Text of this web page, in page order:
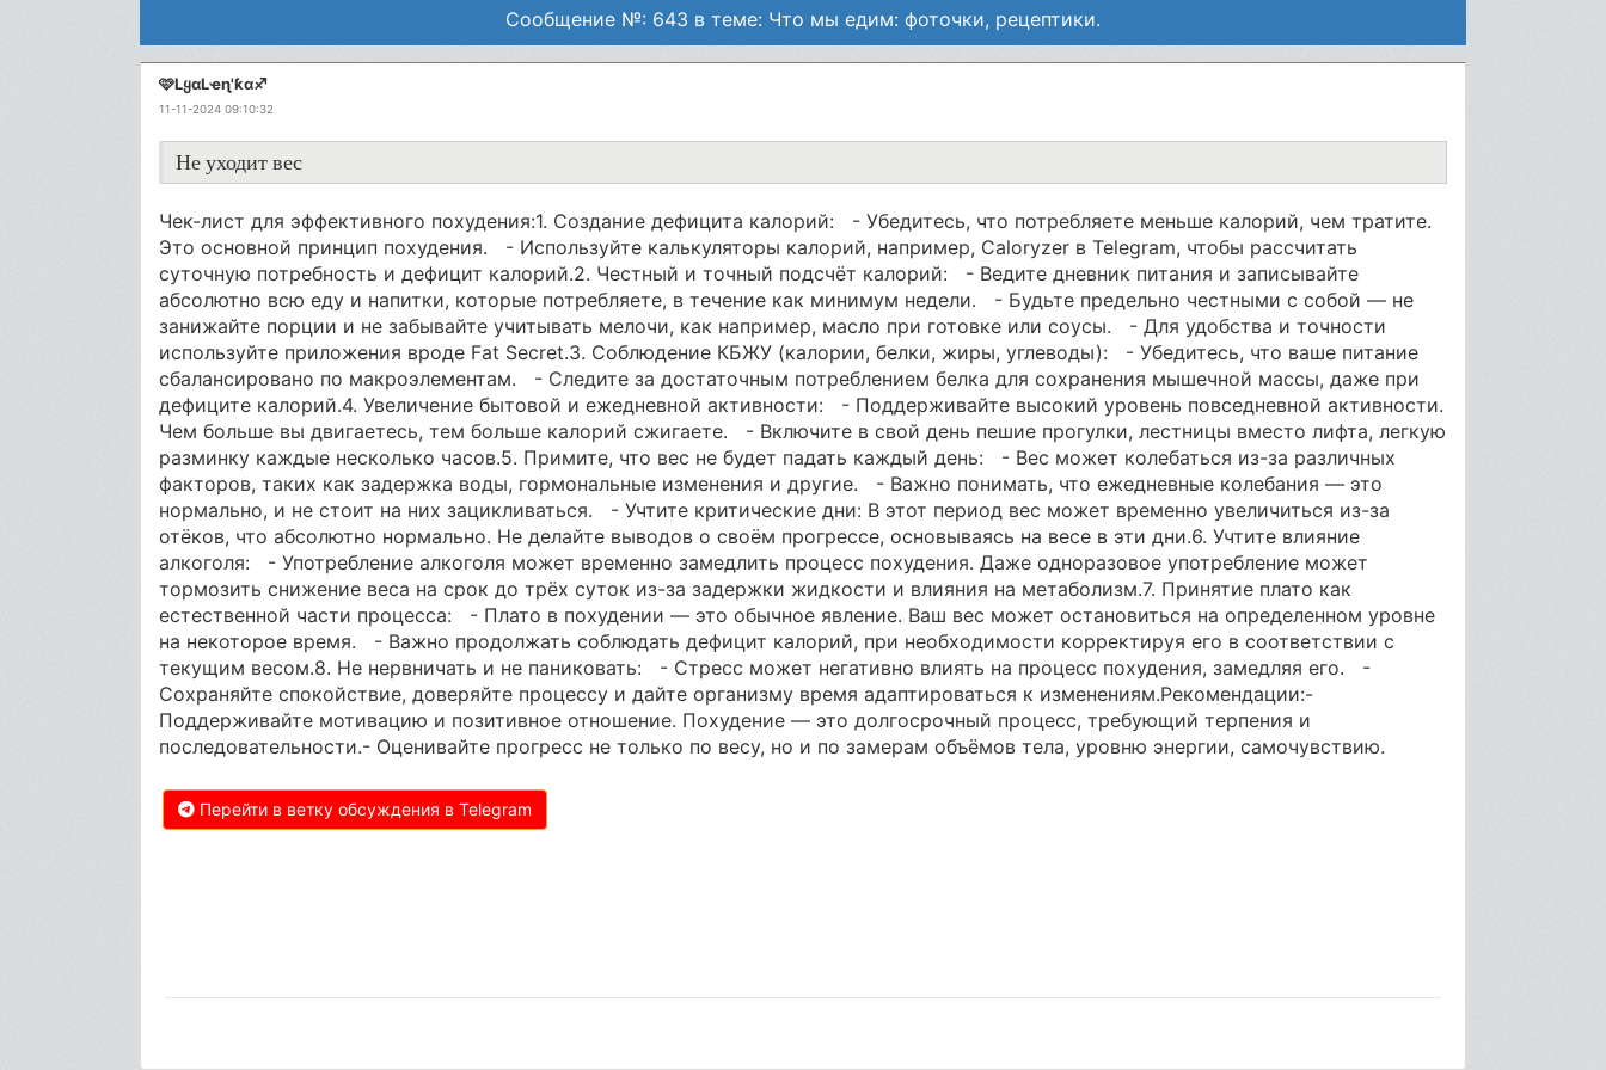
Сообщение №: 643 в теме: Что мы едим: фоточки, рецептики.
🩷LყαLҽɳ'ƙα♐
11-11-2024 09:10:32
Не уходит вес
Чек-лист для эффективного похудения:1. Создание дефицита калорий: - Убедитесь, что потребляете меньше калорий, чем тратите.
Это основной принцип похудения. - Используйте калькуляторы калорий, например, Caloryzer в Telegram, чтобы рассчитать
суточную потребность и дефицит калорий.2. Честный и точный подсчёт калорий: - Ведите дневник питания и записывайте
абсолютно всю еду и напитки, которые потребляете, в течение как минимум недели. - Будьте предельно честными с собой — не
занижайте порции и не забывайте учитывать мелочи, как например, масло при готовке или соусы. - Для удобства и точности
используйте приложения вроде Fat Secret.3. Соблюдение КБЖУ (калории, белки, жиры, углеводы): - Убедитесь, что ваше питание
сбалансировано по макроэлементам. - Следите за достаточным потреблением белка для сохранения мышечной массы, даже при
дефиците калорий.4. Увеличение бытовой и ежедневной активности: - Поддерживайте высокий уровень повседневной активности.
Чем больше вы двигаетесь, тем больше калорий сжигаете. - Включите в свой день пешие прогулки, лестницы вместо лифта, легкую
разминку каждые несколько часов.5. Примите, что вес не будет падать каждый день: - Вес может колебаться из-за различных
факторов, таких как задержка воды, гормональные изменения и другие. - Важно понимать, что ежедневные колебания — это
нормально, и не стоит на них зацикливаться. - Учтите критические дни: В этот период вес может временно увеличиться из-за
отёков, что абсолютно нормально. Не делайте выводов о своём прогрессе, основываясь на весе в эти дни.6. Учтите влияние
алкоголя: - Употребление алкоголя может временно замедлить процесс похудения. Даже одноразовое употребление может
тормозить снижение веса на срок до трёх суток из-за задержки жидкости и влияния на метаболизм.7. Принятие плато как
естественной части процесса: - Плато в похудении — это обычное явление. Ваш вес может остановиться на определенном уровне
на некоторое время. - Важно продолжать соблюдать дефицит калорий, при необходимости корректируя его в соответствии с
текущим весом.8. Не нервничать и не паниковать: - Стресс может негативно влиять на процесс похудения, замедляя его. -
Сохраняйте спокойствие, доверяйте процессу и дайте организму время адаптироваться к изменениям.Рекомендации:-
Поддерживайте мотивацию и позитивное отношение. Похудение — это долгосрочный процесс, требующий терпения и
последовательности.- Оценивайте прогресс не только по весу, но и по замерам объёмов тела, уровню энергии, самочувствию.
Перейти в ветку обсуждения в Telegram